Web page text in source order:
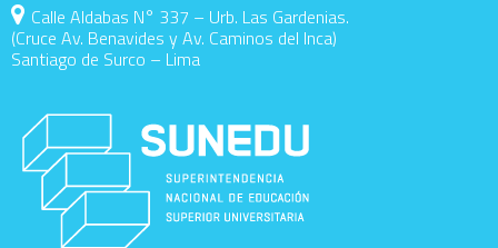
Calle Aldabas N° 337 – Urb. Las Gardenias.
(Cruce Av. Benavides y Av. Caminos del Inca)
Santiago de Surco – Lima